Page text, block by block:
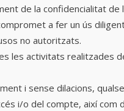
de la confidencialitat de
a fer un ús
no autoritzats.
les activitats realitzades
i sense dilacions,
i/o del compte, així com